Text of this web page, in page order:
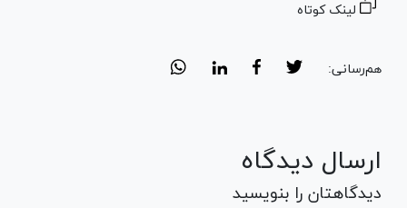
لینک کوتاه
هم‌رسانی:
ارسال دیدگاه
دیدگاهتان را بنویسید